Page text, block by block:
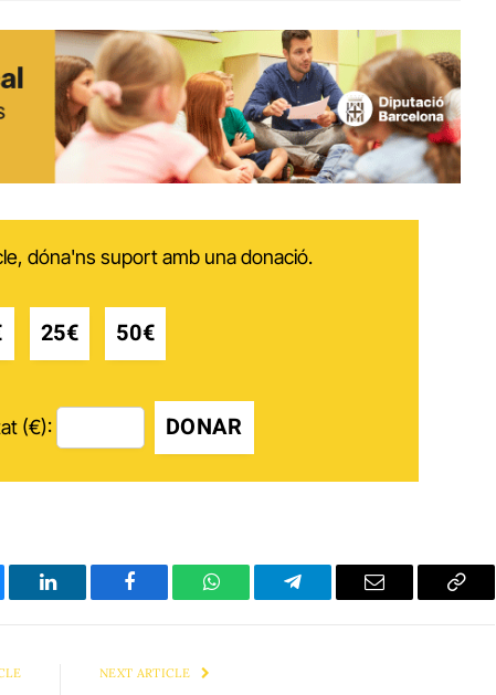
dóna'ns suport amb una donació.
25€ 50€
(€): DONAR
LinkedIn Facebook WhatsAppTelegram Email
Copy
NEXT ARTICLE